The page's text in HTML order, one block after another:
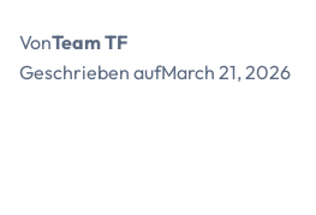
VonTeam TF
Geschrieben aufMarch 21, 2026